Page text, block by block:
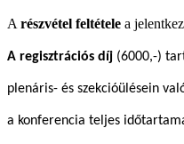
A részvétel feltétele a
A regisztrációs díj (6000,-)
plenáris- és szekcióülésein
a konferencia teljes